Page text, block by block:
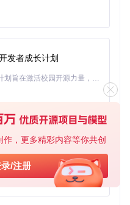
，更多精彩内容等你共创
/注册
读方案
制严格，无法使用在线翻译
等学术常用语言包
译工具
，保持专业术语一致性
本输入和术语自定义，适
时对话翻译
用高昂，无法依赖在线翻译
发者成长计划
「源启盛夏」暑期校园开发者成长计划旨在激活校园开源力量，通过积分激励、认证扶持、资源倾斜等形式，引导高校组织和开发者完成「入驻 — 建项目 — 做贡献 — 获认证 — 得资源」的完整闭环。无论你是想带领社团入驻平台的组织者，还是希望用代码贡献证明自己的开发者，都能在这里找到属于你的成长路径。
基于Python的Xiaozhi AI，适用于想要完整Xiaozhi体验而无需拥有专用硬件的用户。